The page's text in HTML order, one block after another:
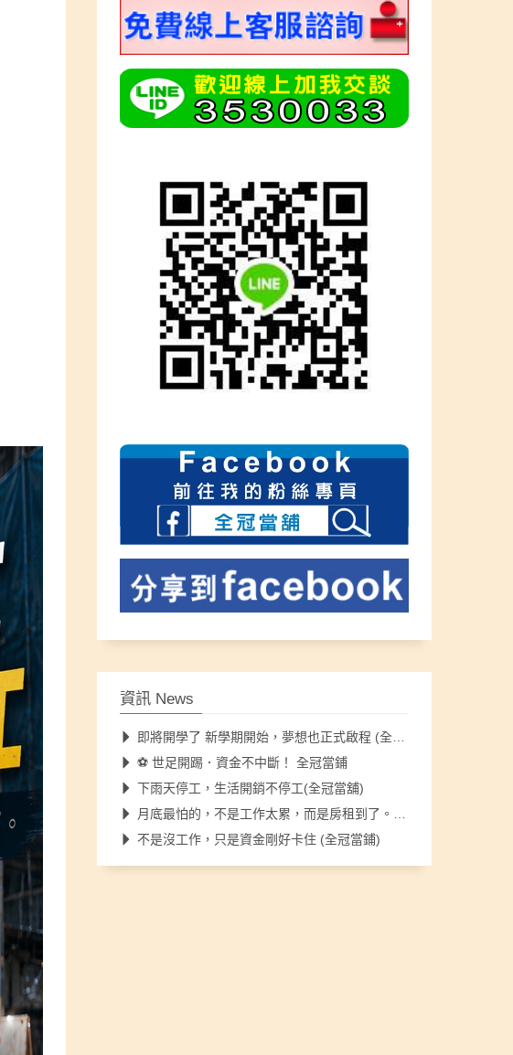
資訊 News
即將開學了 新學期開始，夢想也正式啟程 (全冠當鋪)
⚽ 世足開踢．資金不中斷！ 全冠當鋪
下雨天停工，生活開銷不停工(全冠當舖)
月底最怕的，不是工作太累，而是房租到了。全冠當舖
不是沒工作，只是資金剛好卡住 (全冠當鋪)